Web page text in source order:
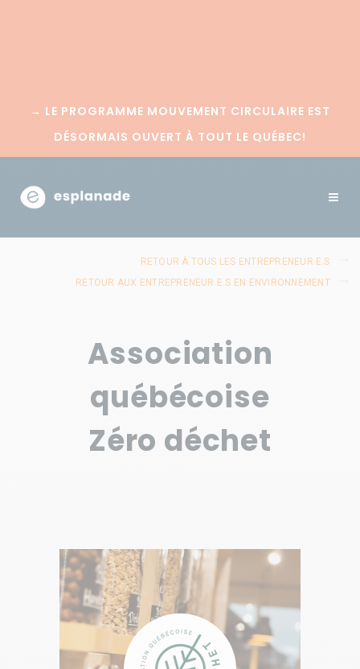
→ LE PROGRAMME MOUVEMENT CIRCULAIRE EST
DÉSORMAIS OUVERT À TOUT LE QUÉBEC!
RETOUR À TOUS LES ENTREPRENEUR.E.S
RETOUR AUX ENTREPRENEUR.E.S EN ENVIRONNEMENT
Association
québécoise
Zéro déchet